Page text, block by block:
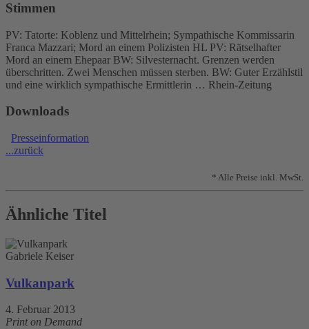
Stimmen
PV: Tatorte: Koblenz und Mittelrhein; Sympathische Kommissarin
Franca Mazzari; Mord an einem Polizisten HL PV: Rätselhafter
Mord an einem Ehepaar BW: Silvesternacht. Grenzen werden
überschritten. Zwei Menschen müssen sterben. BW: Guter Erzählstil
und eine wirklich sympathische Ermittlerin … Rhein-Zeitung
Downloads
Presseinformation
...zurück
* Alle Preise inkl. MwSt.
Ähnliche Titel
Gabriele Keiser
Vulkanpark
4. Februar 2013
Print on Demand